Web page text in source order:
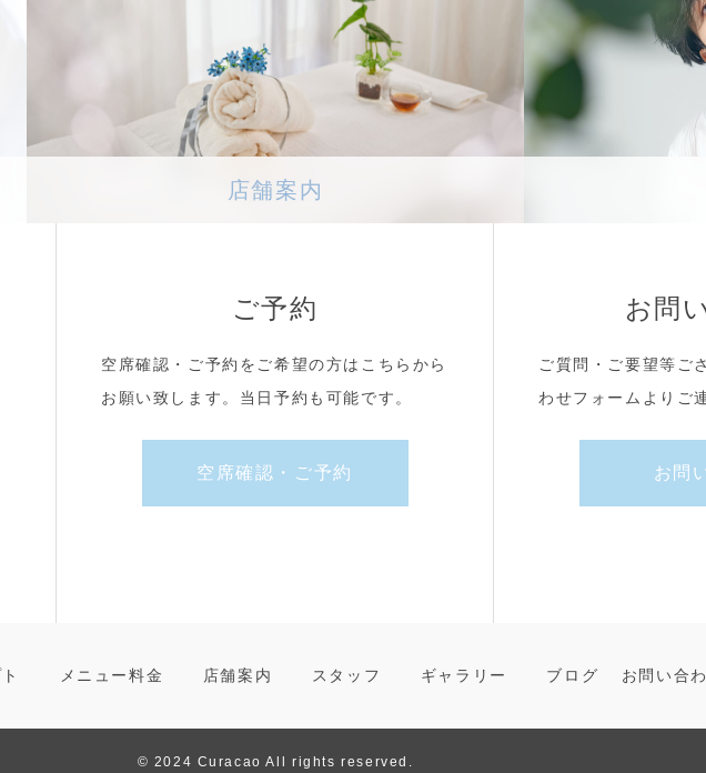
）の使用について）
いサービスを提供するため、Cookie（クッキー）を使用することがありますが、これによ
を行えるものではなく、お客様のプライバシーを侵害することはございません。
、サーバーコンピュータからお客様のブラウザに送信され、お客様が使用しているコン
積される情報です。
店舗案内
ご予約
空席確認・ご予約をご希望の方はこちらから
お願い致します。当日予約も可能です。
空席確認・ご予約
お問
ご質問・ご要望等ご
わせフォームよりご
お問
メニュー料金 店舗案内 スタッフ ギャラリー ブログ お問い合
© 2024 Curacao All rights reserved.